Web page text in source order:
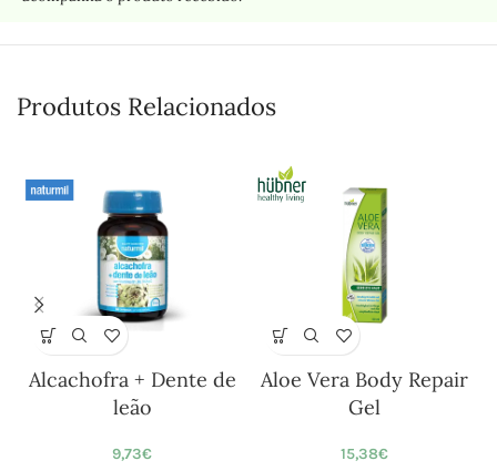
Produtos Relacionados
Alcachofra + Dente de
leão
9,73€
Aloe Vera Body Repair
Gel
15,38€